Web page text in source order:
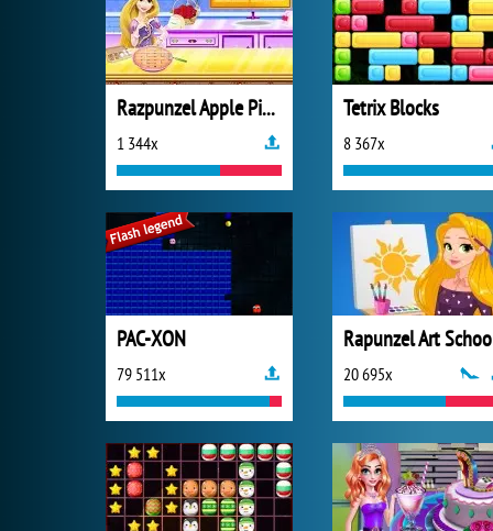
Razpunzel Apple Pie Recipe
1 344x
Tetrix Blocks
8 367x
PAC-XON
79 511x
Rapunzel Art
20 695x